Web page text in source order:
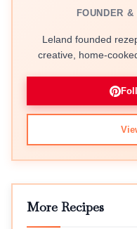
FOUNDER
Leland founded
creative, home-
More Recipes